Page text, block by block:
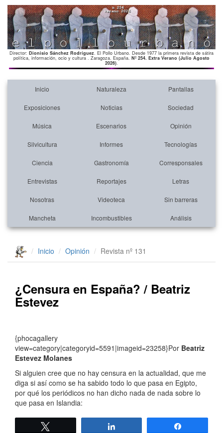
Director: Dionisio Sánchez Rodríguez. El Pollo Urbano. Desde 1977 la primera revista de sátira
política, información, ocio y cultura . Zaragoza. España. Nº 254. Extra Verano (Julio Agosto
2026).
Inicio Naturaleza Pantallas
Exposiciones Noticias Sociedad
Música Escenarios Opinión
Silvicultura Informes Tecnologías
Ciencia Gastronomía Corresponsales
Entrevistas Reportajes Letras
Nosotras Videoteca Sin barreras
Mancheta Incombustibles Análisis
Inicio Opinión Revista nº 131
¿Censura en España? / Beatriz
Estevez
{phocagallery
view=category|categoryid=5591|imageid=23258}Por Beatriz
Estevez Molanes
Si alguien cree que no hay censura en la actualidad, que me
diga si así como se ha sabido todo lo que pasa en Egipto,
por qué los periódicos no han dicho nada de nada sobre lo
que pasa en Islandia: